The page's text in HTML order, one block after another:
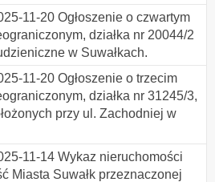
11-20 Ogłoszenie o czwartym
działka nr 20044/2
w Suwałkach.
11-20 Ogłoszenie o trzecim
działka nr 31245/3,
przy ul. Zachodniej w
11-14 Wykaz nieruchomości
Miasta Suwałk przeznaczonej